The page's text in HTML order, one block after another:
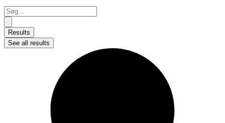
Search
...
Results
See all results